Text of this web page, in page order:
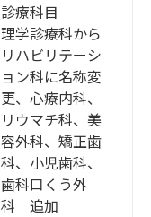
診療科目
理学診療科から
リハビリテーシ
ョン科に名称変
更、心療内科、
リウマチ科、美
容外科、矯正歯
科、小児歯科、
歯科口くう外
科 追加